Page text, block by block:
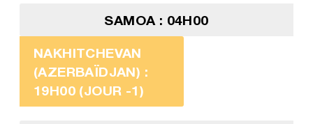
SAMOA : 04H00
NAKHITCHEVAN
(AZERBAÏDJAN) :
19H00 (JOUR -1)